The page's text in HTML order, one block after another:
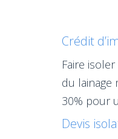
Crédit
Faire
du lainage
30% pour
Devis